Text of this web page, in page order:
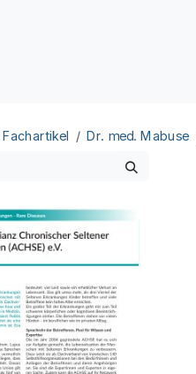
Fachartikel Dr. med. Mabuse